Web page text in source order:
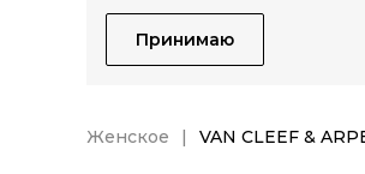
Принимаю
Женское VAN CLEEF &